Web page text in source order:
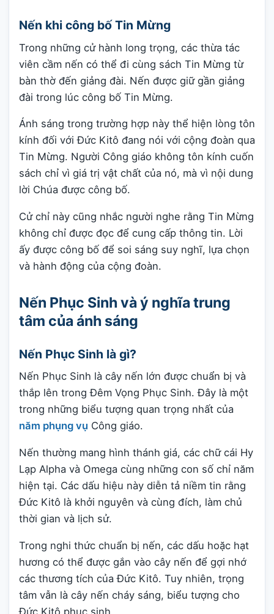
Nến khi công bố Tin Mừng
Trong những cử hành long trọng, các thừa tác
viên cầm nến có thể đi cùng sách Tin Mừng từ
bàn thờ đến giảng đài. Nến được giữ gần giảng
đài trong lúc công bố Tin Mừng.
Ánh sáng trong trường hợp này thể hiện lòng tôn
kính đối với Đức Kitô đang nói với cộng đoàn qua
Tin Mừng. Người Công giáo không tôn kính cuốn
sách chỉ vì giá trị vật chất của nó, mà vì nội dung
lời Chúa được công bố.
Cử chỉ này cũng nhắc người nghe rằng Tin Mừng
không chỉ được đọc để cung cấp thông tin. Lời
ấy được công bố để soi sáng suy nghĩ, lựa chọn
và hành động của cộng đoàn.
Nến Phục Sinh và ý nghĩa trung
tâm của ánh sáng
Nến Phục Sinh là gì?
Nến Phục Sinh là cây nến lớn được chuẩn bị và
thắp lên trong Đêm Vọng Phục Sinh. Đây là một
trong những biểu tượng quan trọng nhất của
năm phụng vụ Công giáo.
Nến thường mang hình thánh giá, các chữ cái Hy
Lạp Alpha và Omega cùng những con số chỉ năm
hiện tại. Các dấu hiệu này diễn tả niềm tin rằng
Đức Kitô là khởi nguyên và cùng đích, làm chủ
thời gian và lịch sử.
Trong nghi thức chuẩn bị nến, các dấu hoặc hạt
hương có thể được gắn vào cây nến để gợi nhớ
các thương tích của Đức Kitô. Tuy nhiên, trọng
tâm vẫn là cây nến cháy sáng, biểu tượng cho
Đức Kitô phục sinh.